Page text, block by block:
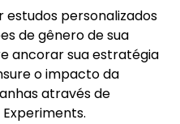
personalizados
de gênero de sua
ancorar sua estratégia
o impacto da
através de